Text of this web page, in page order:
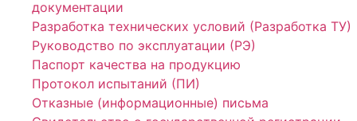
документации
Разработка технических условий (Разработка ТУ)
Руководство по эксплуатации (РЭ)
Паспорт качества на продукцию
Протокол испытаний (ПИ)
Отказные (информационные) письма